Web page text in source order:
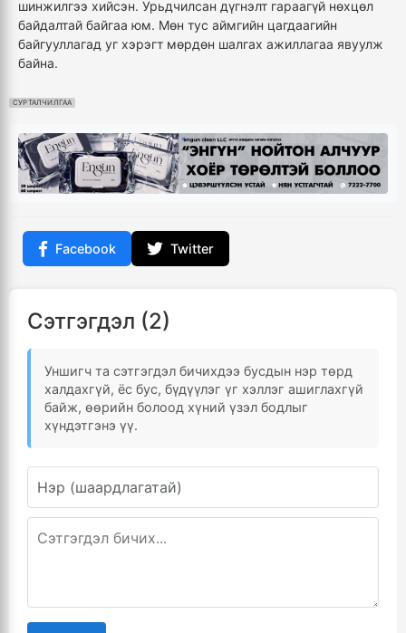
шинжилгээ хийсэн. Урьдчилсан дүгнэлт гараагүй нөхцөл
байдалтай байгаа юм. Мөн тус аймгийн цагдаагийн
байгууллагад уг хэрэгт мөрдөн шалгах ажиллагаа явуулж
байна.
СУРТАЛЧИЛГАА
Facebook Twitter
Сэтгэгдэл (2)
Уншигч та сэтгэгдэл бичихдээ бусдын нэр төрд
халдахгүй, ёс бус, бүдүүлэг үг хэллэг ашиглахгүй
байж, өөрийн болоод хүний үзэл бодлыг
хүндэтгэнэ үү.